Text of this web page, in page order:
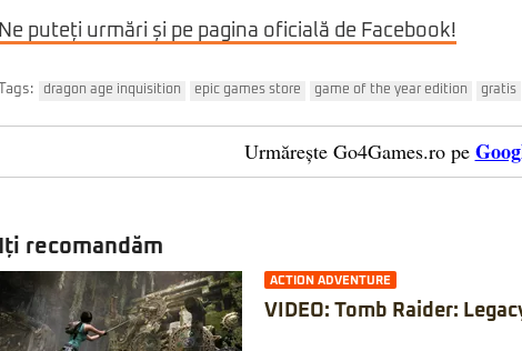
Ne puteți urmări și pe pagina oficială de Facebook!
Tags: dragon age inquisition epic games store game of the year edition gratis
Urmărește Go4Games.ro pe
Iți recomandăm
ACTION ADVENTURE
VIDEO: Tomb Raider: